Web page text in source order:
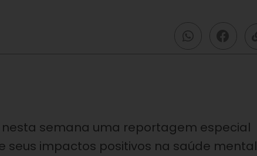
nesta semana uma reportagem especial
impactos positivos na saúde